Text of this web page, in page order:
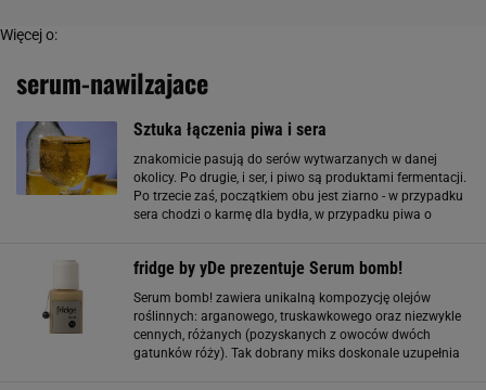
Więcej o:
serum-nawilzajace
Sztuka łączenia piwa i sera
znakomicie pasują do serów wytwarzanych w danej
okolicy. Po drugie, i ser, i piwo są produktami fermentacji.
Po trzecie zaś, początkiem obu jest ziarno - w przypadku
sera chodzi o karmę dla bydła, w przypadku piwa o
fridge by yDe prezentuje Serum bomb!
Serum bomb! zawiera unikalną kompozycję olejów
roślinnych: arganowego, truskawkowego oraz niezwykle
cennych, różanych (pozyskanych z owoców dwóch
gatunków róży). Tak dobrany miks doskonale uzupełnia